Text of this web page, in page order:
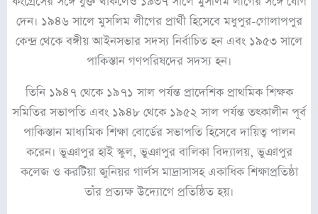
দেন। ১৯৪৬ সালে মুসলিম লীগের প্রার্থী হিসেবে মধুপুর-গোলাপপুর
কেন্দ্র থেকে বঙ্গীয় আইনসভার সদস্য নির্বাচিত হন এবং ১৯৫৩ সালে
পাকিস্তান গণপরিষদের সদস্য হন।
তিনি ১৯৪৭ থেকে ১৯৭১ সাল পর্যন্ত প্রাদেশিক প্রাথমিক শিক্ষক
সমিতির সভাপতি এবং ১৯৪৮ থেকে ১৯৫২ সাল পর্যন্ত তৎকালীন পূর্ব
পাকিস্তান মাধ্যমিক শিক্ষা বোর্ডের সভাপতি হিসেবে দায়িত্ব পালন
করেন। ভুঞাপুর হাই স্কুল, ভুঞাপুর বালিকা বিদ্যালয়, ভুঞাপুর
কলেজ ও করটিয়া জুনিয়র গার্লস মাদ্রাসাসহ একাধিক শিক্ষাপ্রতিষ্ঠা
তাঁর প্রত্যক্ষ উদ্যোগে প্রতিষ্ঠিত হয়।